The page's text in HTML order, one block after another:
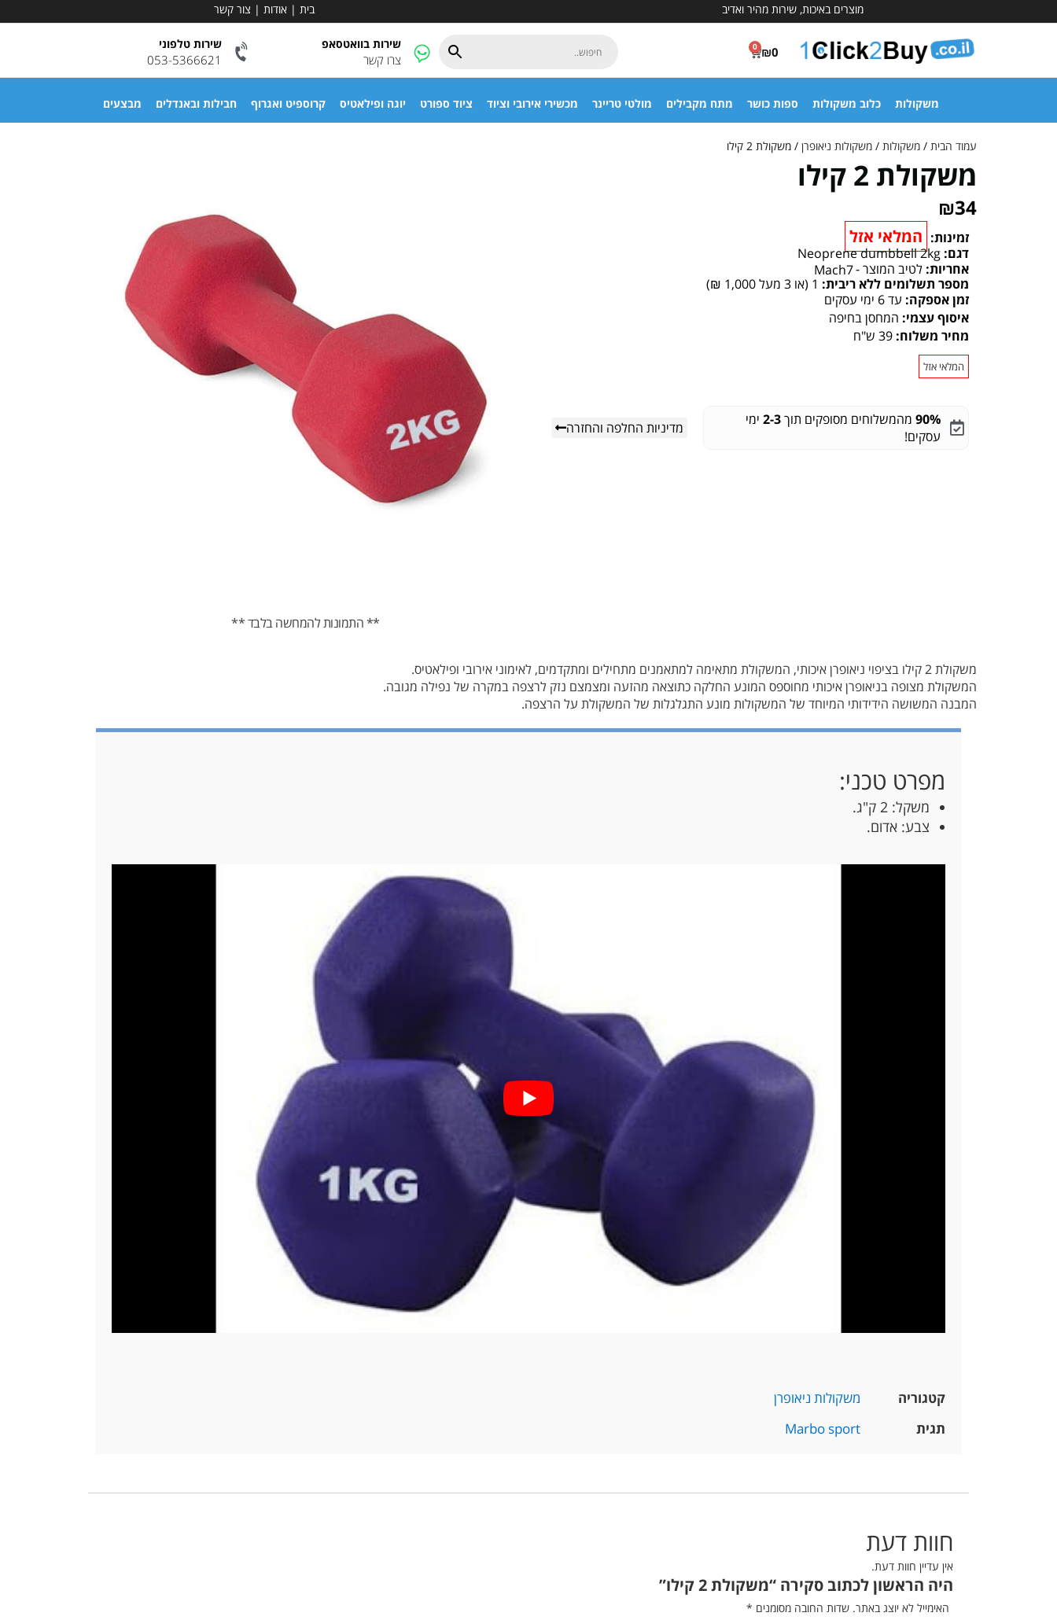
מוצרים באיכות, שירות מהיר ואדיב בית | אודות | צור קשר
₪0
0 שירות בוואטסאפ
צרו קשר
שירות טלפוני
053-5366621
משקולות כלוב משקולות ספות כושר מתח מקבילים מולטי טריינר מכשירי אירובי וציוד ציוד ספורט יוגה ופילאטיס קרוספיט ואגרוף חבילות ובאנדלים מבצעים
עמוד הבית / משקולות / משקולות ניאופרן / משקולת 2 קילו
משקולת 2 קילו
₪34
זמינות: המלאי אזל
דגם: Neoprene dumbbell 2kg
אחריות: לטיב המוצר -Mach7
מספר תשלומים ללא ריבית: 1 (או 3 מעל 1,000 ₪)
זמן אספקה: עד 6 ימי עסקים
איסוף עצמי: המחסן בחיפה
מחיר משלוח: 39 ש"ח
המלאי אזל
90% מהמשלוחים מסופקים תוך2-3 ימי
עסקים!
מדיניות החלפה והחזרה
** התמונות להמחשה בלבד **
משקולת 2 קילו
בציפוי ניאופרן איכותי, המשקולת מתאימה למתאמנים מתחילים ומתקדמים, לאימוני אירובי ופילאטיס.
המשקולת מצופה בניאופרן איכותי מחוספס המונע החלקה כתוצאה מהזעה ומצמצם נזק לרצפה במקרה של נפילה מגובה.
המבנה המשושה הידידותי המיוחד של המשקולות מונע התגלגלות של המשקולת על הרצפה.
מפרט טכני:
משקל: 2 ק"ג.
צבע: אדום.
קטגוריה
משקולות ניאופרן
תגית
Marbo sport
חוות דעת
אין עדיין חוות דעת.
היה הראשון לכתוב סקירה “משקולת 2 קילו”
האימייל לא יוצג באתר. שדות החובה מסומנים *